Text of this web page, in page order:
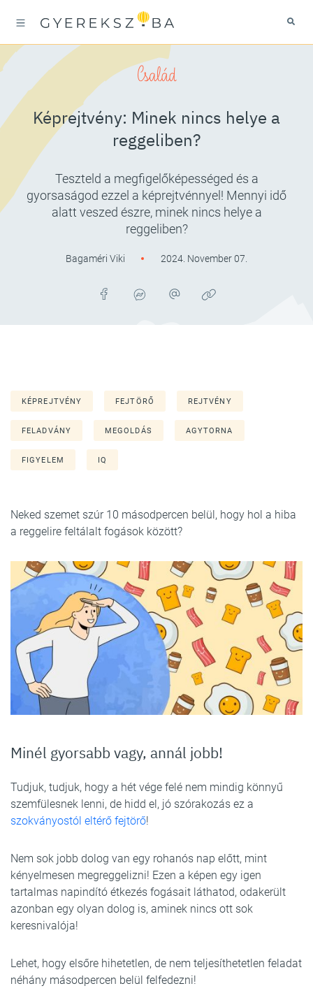
Család
Képrejtvény: Minek nincs helye a
reggeliben?
Teszteld a megfigelőképességed és a
gyorsaságod ezzel a képrejtvénnyel! Mennyi idő
alatt veszed észre, minek nincs helye a
reggeliben?
Bagaméri Viki 2024. November 07.
KÉPREJTVÉNY FEJTÖRŐ REJTVÉNY
FELADVÁNY MEGOLDÁS AGYTORNA
FIGYELEM IQ
Neked szemet szúr 10 másodpercen belül, hogy hol a hiba
a reggelire feltálalt fogások között?
Minél gyorsabb vagy, annál jobb!
Tudjuk, tudjuk, hogy a hét vége felé nem mindig könnyű
szemfülesnek lenni, de hidd el, jó szórakozás ez a
szokványostól eltérő fejtörő!
Nem sok jobb dolog van egy rohanós nap előtt, mint
kényelmesen megreggelizni! Ezen a képen egy igen
tartalmas napindító étkezés fogásait láthatod, odakerült
azonban egy olyan dolog is, aminek nincs ott sok
keresnivalója!
Lehet, hogy elsőre hihetetlen, de nem teljesíthetetlen feladat
néhány másodpercen belül felfedezni!